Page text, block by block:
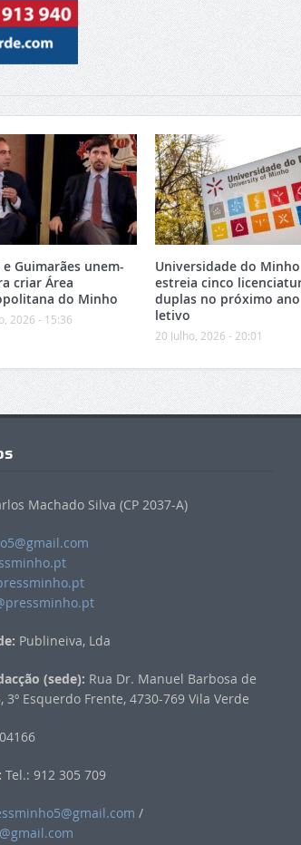
e Guimarães unem-
criar Área
do Minho
2026 - 15:36
Universidade do Minho
estreia cinco
duplas no próximo ano
letivo
20 Julho, 2026 - 20:01
Machado Silva (CP 2037-A)
Publineiva, Lda
(sede): Rua Dr. Manuel Barbosa de
3º Esquerdo Frente, 4730-769 Vila Verde
Tel.: 912 305 709
/